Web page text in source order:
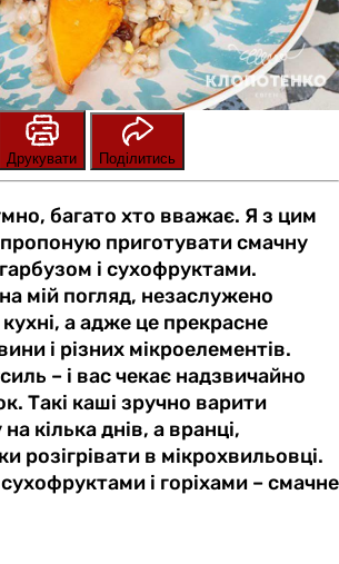
Друкувати
Поділитись
багато хто вважає. Я з цим
приготувати смачну
і сухофруктами.
мій погляд, незаслужено
а адже це прекрасне
і різних мікроелементів.
– і вас чекає надзвичайно
Такі каші зручно варити
кілька днів, а вранці,
розігрівати в мікрохвильовці.
і горіхами – смачне